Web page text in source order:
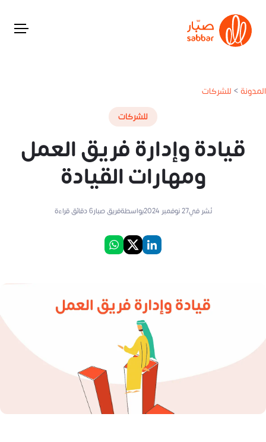
المدونة> للشركات
للشركات
قيادة وإدارة فريق العمل
ومهارات القيادة
نُشر في27 نوفمبر 2024 بواسطةفريق صبار6دقائق قراءة